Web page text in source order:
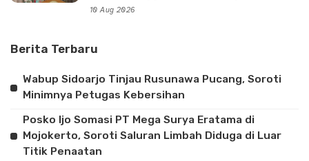
10 Aug 2026
Berita Terbaru
Wabup Sidoarjo Tinjau Rusunawa Pucang, Soroti
Minimnya Petugas Kebersihan
Posko Ijo Somasi PT Mega Surya Eratama di
Mojokerto, Soroti Saluran Limbah Diduga di Luar
Titik Penaatan